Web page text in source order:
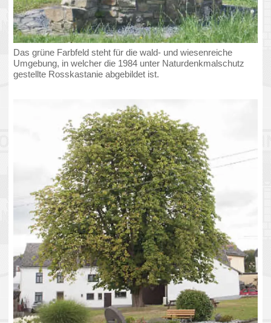
Die schwungvolle Anordnung der Symbole unterstreicht
bildhaft die Art und Weise die Meinborner die Vorbereitung
zu den Feierlichkeiten angehen ...
... und um die Sache abzurunden gibt es diese Logo-
Variante.